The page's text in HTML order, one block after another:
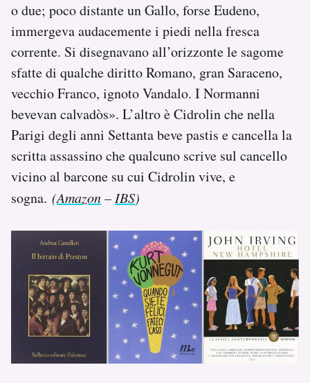
o due; poco distante un Gallo, forse Eudeno,
immergeva audacemente i piedi nella fresca
corrente. Si disegnavano all’orizzonte le sagome
sfatte di qualche diritto Romano, gran Saraceno,
vecchio Franco, ignoto Vandalo. I Normanni
bevevan calvadòs». L’altro è Cidrolin che nella
Parigi degli anni Settanta beve pastis e cancella la
scritta assassino che qualcuno scrive sul cancello
vicino al barcone su cui Cidrolin vive, e
sogna. (Amazon– IBS)